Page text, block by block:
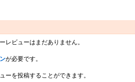
レビューはまだありません。
が必要です。
ーを投稿することができます。